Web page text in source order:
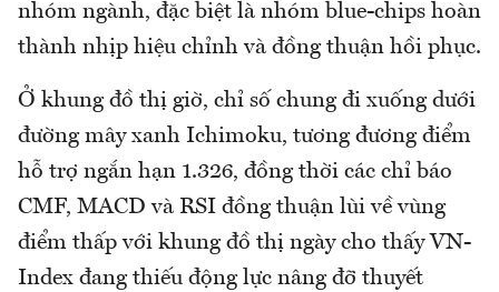
nhóm ngành, đặc biệt là nhóm blue-chips hoàn
thành nhịp hiệu chỉnh và đồng thuận hồi phục.
Ở khung đồ thị giờ, chỉ số chung đi xuống dưới
đường mây xanh Ichimoku, tương đương điểm
hỗ trợ ngắn hạn 1.326, đồng thời các chỉ báo
CMF, MACD và RSI đồng thuận lùi về vùng
điểm thấp với khung đồ thị ngày cho thấy VN-
Index đang thiếu động lực nâng đỡ thuyết